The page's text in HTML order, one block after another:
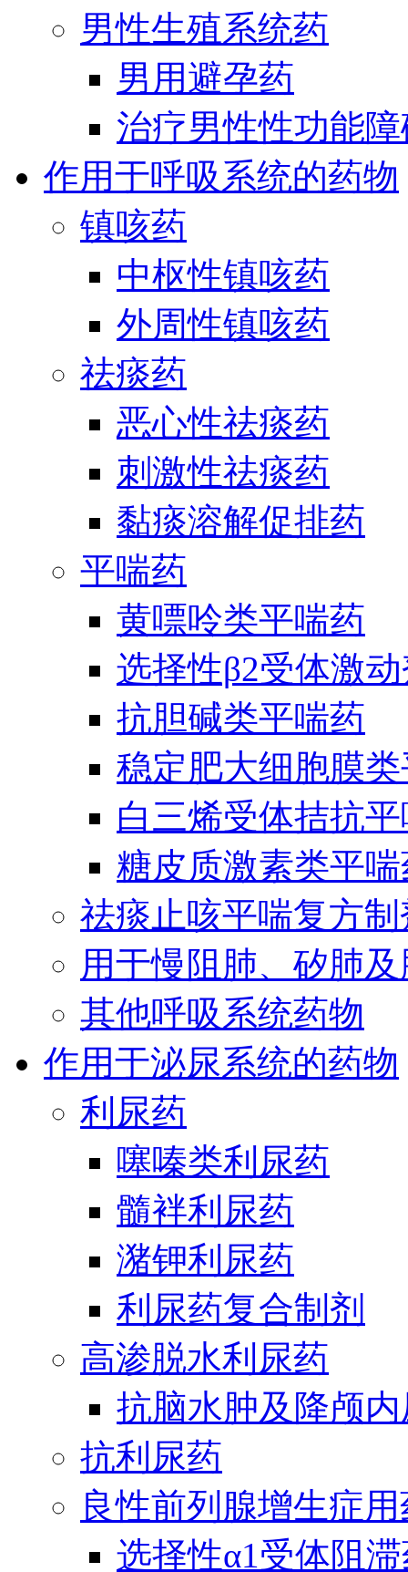
男性生殖系统药
男用避孕药
治疗男性性功能
作用于呼吸系统的药物
镇咳药
中枢性镇咳药
外周性镇咳药
祛痰药
恶心性祛痰药
刺激性祛痰药
黏痰溶解促排药
平喘药
黄嘌呤类平喘药
选择性β2受体激
抗胆碱类平喘药
稳定肥大细胞膜
白三烯受体拮抗
糖皮质激素类平
祛痰止咳平喘复方制
用于慢阻肺、矽肺
其他呼吸系统药物
作用于泌尿系统的药物
利尿药
噻嗪类利尿药
髓袢利尿药
潴钾利尿药
利尿药复合制剂
高渗脱水利尿药
抗脑水肿及降颅
抗利尿药
良性前列腺增生症
选择性α1受体阻